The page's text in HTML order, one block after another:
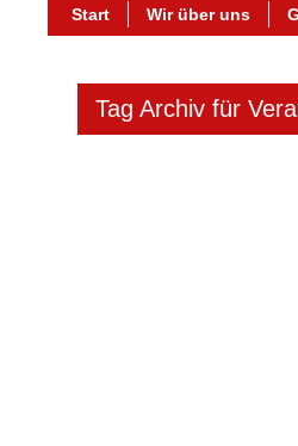
Start Wir über uns
Tag Archiv für